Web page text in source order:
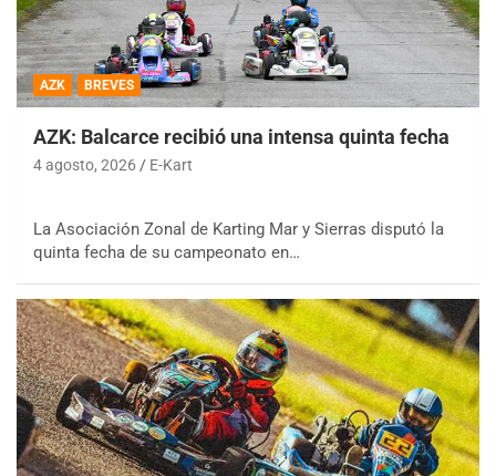
AZK BREVES
AZK: Balcarce recibió una intensa quinta fecha
4 agosto, 2026 E-Kart
La Asociación Zonal de Karting Mar y Sierras disputó la
quinta fecha de su campeonato en…